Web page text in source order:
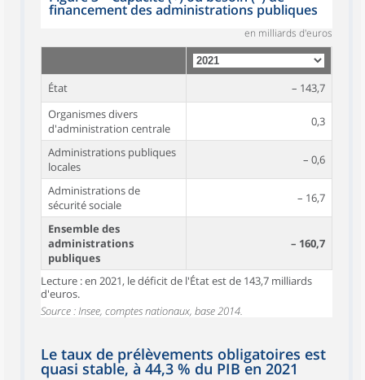
financement des administrations publiques
en milliards d'euros
État
– 143,7
Organismes divers
d'administration centrale
0,3
Administrations publiques
locales
– 0,6
Administrations de
sécurité sociale
– 16,7
Ensemble des
administrations
publiques
– 160,7
Lecture : en 2021, le déficit de l'État est de 143,7 milliards
d'euros.
Source : Insee, comptes nationaux, base 2014.
Le taux de prélèvements obligatoires est
quasi stable, à 44,3 % du PIB en 2021